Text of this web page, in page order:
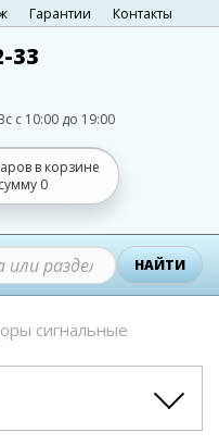
Гарантии Контакты
33
с 10:00 до 19:00
в корзине
0
НАЙТИ
сигнальные